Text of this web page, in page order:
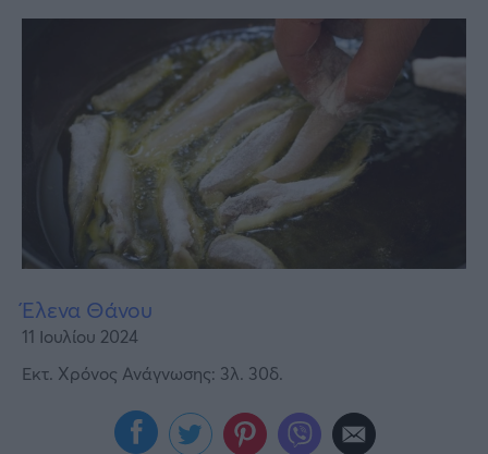
Γυναίκα
Έλενα Θάνου
11 Ιουλίου 2024
Εκτ. Χρόνος Ανάγνωσης: 3λ. 30δ.